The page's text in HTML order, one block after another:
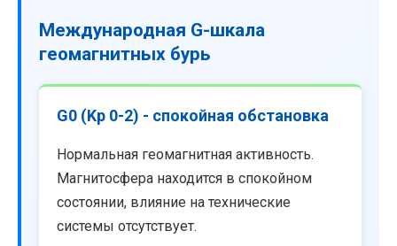
Международная G-шкала
геомагнитных бурь
G0 (Kp 0-2) - спокойная обстановка
Нормальная геомагнитная активность.
Магнитосфера находится в спокойном
состоянии, влияние на технические
системы отсутствует.